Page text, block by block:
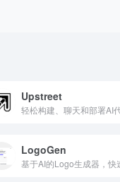
Upstreet
轻松构建、聊天和部署AI
LogoGen